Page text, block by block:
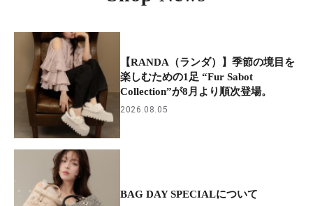
【RANDA（ランダ）】季節の境目を
楽しむための1足 “Fur Sabot
Collection”が8月より順次登場。
2026.08.05
BAG DAY SPECIALについて